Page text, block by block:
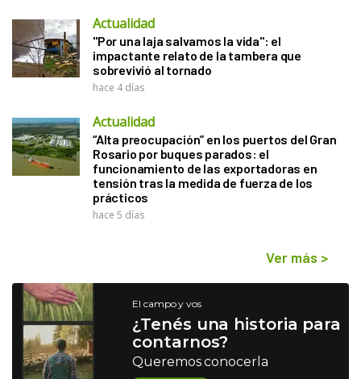
Actualidad
"Por una laja salvamos la vida": el
impactante relato de la tambera que
sobrevivió al tornado
hace 4 días
Actualidad
“Alta preocupación” en los puertos del Gran
Rosario por buques parados: el
funcionamiento de las exportadoras en
tensión tras la medida de fuerza de los
prácticos
hace 5 días
Ver más >
El campo y vos
¿Tenés una historia para
contarnos?
Queremos conocerla